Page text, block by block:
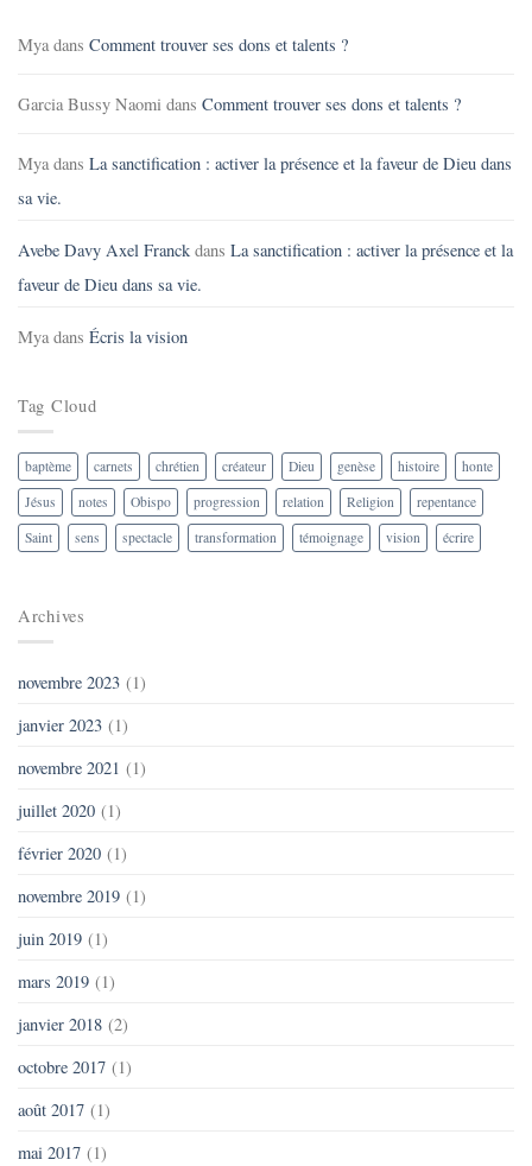
Mya dans Comment trouver ses dons et talents ?
Garcia Bussy Naomi dans Comment trouver ses dons et talents ?
Mya dans La sanctification : activer la présence et la faveur de Dieu dans
sa vie.
Avebe Davy Axel Franck dans La sanctification : activer la présence et la
faveur de Dieu dans sa vie.
Mya dans Écris la vision
Tag Cloud
baptème carnets chrétien créateur Dieu genèse histoire
honte
Jésus
notes Obispo progression relation Religion
repentance
Saint
sens spectacle transformation témoignage vision écrire
Archives
novembre 2023 (1)
janvier 2023 (1)
novembre 2021 (1)
juillet 2020 (1)
février 2020 (1)
novembre 2019 (1)
juin 2019 (1)
mars 2019 (1)
janvier 2018 (2)
octobre 2017 (1)
août 2017 (1)
mai 2017 (1)